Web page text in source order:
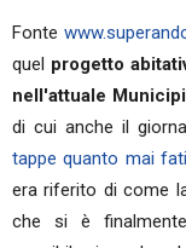
Fonte
quel progetto
nell'attuale
di cui anche il
tappe quanto mai
era riferito di come
che si è